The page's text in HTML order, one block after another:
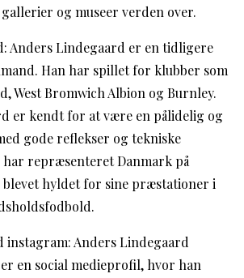
og museer verden over.
Anders Lindegaard er en tidligere
Han har spillet for klubber som
West Bromwich Albion og Burnley.
er kendt for at være en pålidelig og
gode reflekser og tekniske
repræsenteret Danmark på
hyldet for sine præstationer i
instagram: Anders Lindegaard
en social medieprofil, hvor han